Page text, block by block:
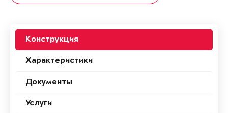
Конструкция
Характеристики
Документы
Услуги